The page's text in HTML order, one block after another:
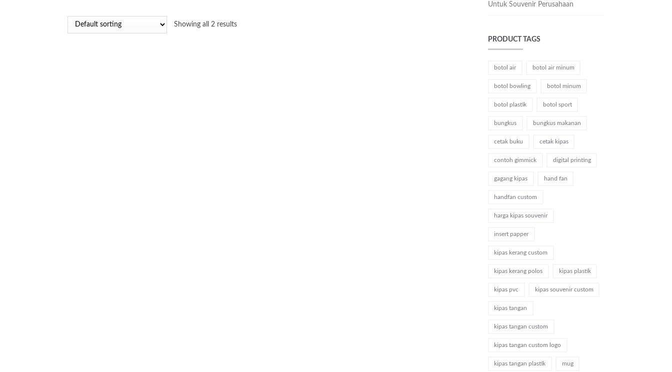
Showing all 2 results
Untuk Souvenir Perusahaan
PRODUCT TAGS
botol air botol air minum
botol bowling botol minum
botol plastik botol sport
bungkus bungkus makanan
cetak buku cetak kipas
contoh gimmick digital printing
gagang kipas hand fan
handfan custom
harga kipas souvenir
insert papper
kipas kerang custom
kipas kerang polos kipas plastik
kipas pvc kipas souvenir custom
kipas tangan
kipas tangan custom
kipas tangan custom logo
kipas tangan plastik mug